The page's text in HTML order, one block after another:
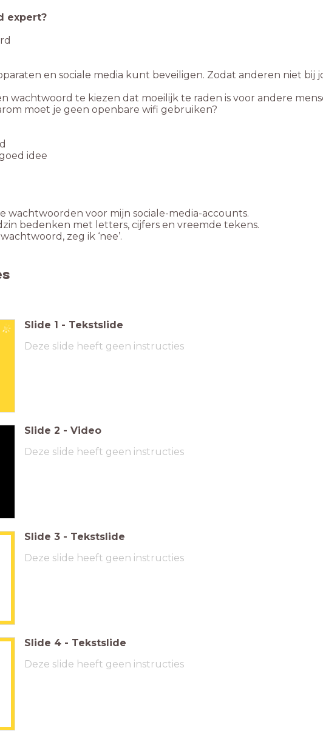
expert?
en sociale media kunt beveiligen. Zodat anderen niet bij
wachtwoord te kiezen dat moeilijk te raden is voor andere
moet je geen openbare wifi gebruiken?
idee
wachtwoorden voor mijn sociale-media-accounts.
bedenken met letters, cijfers en vreemde tekens.
zeg ik ‘nee’.
Slide 1 - Tekstslide
Deze slide heeft geen instructies
Slide 2 - Video
Deze slide heeft geen instructies
Slide 3 - Tekstslide
Deze slide heeft geen instructies
Slide 4 - Tekstslide
Deze slide heeft geen instructies